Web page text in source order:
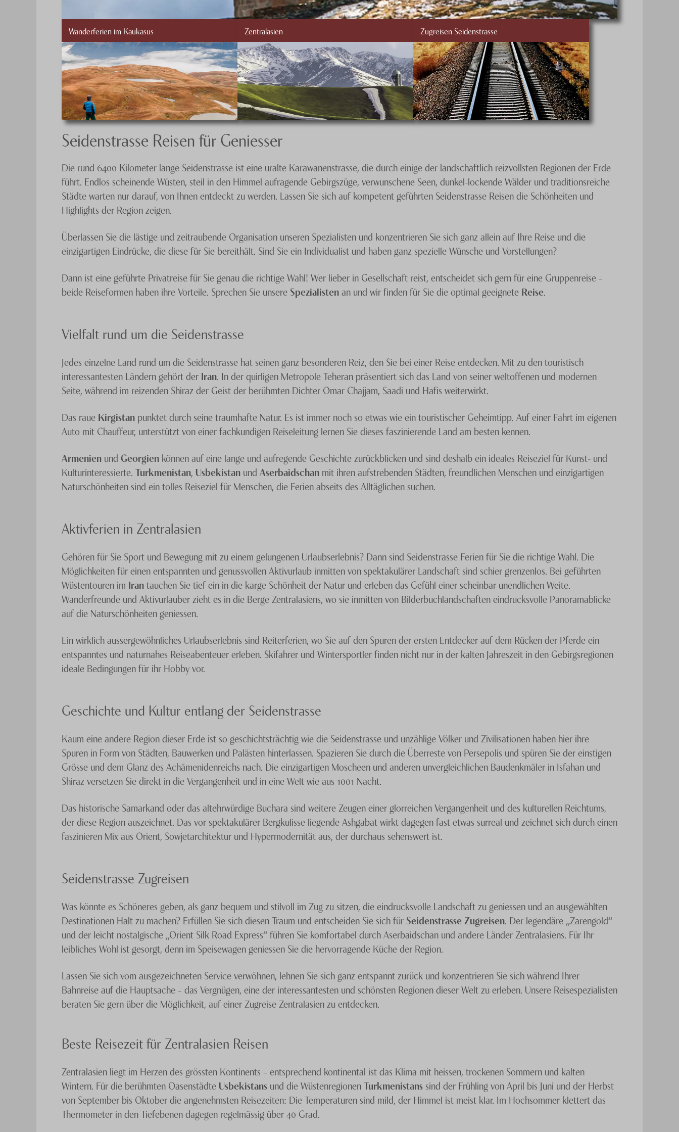
Wanderferien im Kaukasus Zentralasien Zugreisen Seidenstrasse
Seidenstrasse Reisen für Geniesser
Die rund 6400 Kilometer lange Seidenstrasse ist eine uralte Karawanenstrasse, die durch einige der landschaftlich reizvollsten Regionen der Erde
führt. Endlos scheinende Wüsten, steil in den Himmel aufragende Gebirgszüge, verwunschene Seen, dunkel-lockende Wälder und traditionsreiche
Städte warten nur darauf, von Ihnen entdeckt zu werden. Lassen Sie sich auf kompetent geführten Seidenstrasse Reisen die Schönheiten und
Highlights der Region zeigen.
Überlassen Sie die lästige und zeitraubende Organisation unseren Spezialisten und konzentrieren Sie sich ganz allein auf Ihre Reise und die
einzigartigen Eindrücke, die diese für Sie bereithält. Sind Sie ein Individualist und haben ganz spezielle Wünsche und Vorstellungen?
Dann ist eine geführte Privatreise für Sie genau die richtige Wahl! Wer lieber in Gesellschaft reist, entscheidet sich gern für eine Gruppenreise –
beide Reiseformen haben ihre Vorteile. Sprechen Sie unsere Spezialistenan und wir finden für Sie die optimal geeignete Reise.
Vielfalt rund um die Seidenstrasse
Jedes einzelne Land rund um die Seidenstrasse hat seinen ganz besonderen Reiz, den Sie bei einer Reise entdecken. Mit zu den touristisch
interessantesten Ländern gehört der Iran. In der quirligen Metropole Teheran präsentiert sich das Land von seiner weltoffenen und modernen
Seite, während im reizenden Shiraz der Geist der berühmten Dichter Omar Chajjam, Saadi und Hafis weiterwirkt.
Das raue Kirgistan punktet durch seine traumhafte Natur. Es ist immer noch so etwas wie ein touristischer Geheimtipp. Auf einer Fahrt im eigenen
Auto mit Chauffeur, unterstützt von einer fachkundigen Reiseleitung lernen Sie dieses faszinierende Land am besten kennen.
Armenien und Georgien können auf eine lange und aufregende Geschichte zurückblicken und sind deshalb ein ideales Reiseziel für Kunst- und
Kulturinteressierte. Turkmenistan, Usbekistan und Aserbaidschan mit ihren aufstrebenden Städten, freundlichen Menschen und einzigartigen
Naturschönheiten sind ein tolles Reiseziel für Menschen, die Ferien abseits des Alltäglichen suchen.
Aktivferien in Zentralasien
Gehören für Sie Sport und Bewegung mit zu einem gelungenen Urlaubserlebnis? Dann sind Seidenstrasse Ferien für Sie die richtige Wahl. Die
Möglichkeiten für einen entspannten und genussvollen Aktivurlaub inmitten von spektakulärer Landschaft sind schier grenzenlos. Bei geführten
Wüstentouren im Irantauchen Sie tief ein in die karge Schönheit der Natur und erleben das Gefühl einer scheinbar unendlichen Weite.
Wanderfreunde und Aktivurlauber zieht es in die Berge Zentralasiens, wo sie inmitten von Bilderbuchlandschaften eindrucksvolle Panoramablicke
auf die Naturschönheiten geniessen.
Ein wirklich aussergewöhnliches Urlaubserlebnis sind Reiterferien, wo Sie auf den Spuren der ersten Entdecker auf dem Rücken der Pferde ein
entspanntes und naturnahes Reiseabenteuer erleben. Skifahrer und Wintersportler finden nicht nur in der kalten Jahreszeit in den Gebirgsregionen
ideale Bedingungen für ihr Hobby vor.
Geschichte und Kultur entlang der Seidenstrasse
Kaum eine andere Region dieser Erde ist so geschichtsträchtig wie die Seidenstrasse und unzählige Völker und Zivilisationen haben hier ihre
Spuren in Form von Städten, Bauwerken und Palästen hinterlassen. Spazieren Sie durch die Überreste von Persepolis und spüren Sie der einstigen
Grösse und dem Glanz des Achämenidenreichs nach. Die einzigartigen Moscheen und anderen unvergleichlichen Baudenkmäler in Isfahan und
Shiraz versetzen Sie direkt in die Vergangenheit und in eine Welt wie aus 1001 Nacht.
Das historische Samarkand oder das altehrwürdige Buchara sind weitere Zeugen einer glorreichen Vergangenheit und des kulturellen Reichtums,
der diese Region auszeichnet. Das vor spektakulärer Bergkulisse liegende Ashgabat wirkt dagegen fast etwas surreal und zeichnet sich durch einen
faszinieren Mix aus Orient, Sowjetarchitektur und Hypermodernität aus, der durchaus sehenswert ist.
Seidenstrasse Zugreisen
Was könnte es Schöneres geben, als ganz bequem und stilvoll im Zug zu sitzen, die eindrucksvolle Landschaft zu geniessen und an ausgewählten
Destinationen Halt zu machen? Erfüllen Sie sich diesen Traum und entscheiden Sie sich für Seidenstrasse Zugreisen. Der legendäre „Zarengold“
und der leicht nostalgische „Orient Silk Road Express“ führen Sie komfortabel durch Aserbaidschan und andere Länder Zentralasiens. Für Ihr
leibliches Wohl ist gesorgt, denn im Speisewagen geniessen Sie die hervorragende Küche der Region.
Lassen Sie sich vom ausgezeichneten Service verwöhnen, lehnen Sie sich ganz entspannt zurück und konzentrieren Sie sich während Ihrer
Bahnreise auf die Hauptsache – das Vergnügen, eine der interessantesten und schönsten Regionen dieser Welt zu erleben. Unsere Reisespezialisten
beraten Sie gern über die Möglichkeit, auf einer Zugreise Zentralasien zu entdecken.
Beste Reisezeit für Zentralasien Reisen
Zentralasien liegt im Herzen des grössten Kontinents – entsprechend kontinental ist das Klima mit heissen, trockenen Sommern und kalten
Wintern. Für die berühmten Oasenstädte Usbekistans und die WüstenregionenTurkmenistanssind der Frühling von April bis Juni und der Herbst
von September bis Oktober die angenehmsten Reisezeiten: Die Temperaturen sind mild, der Himmel ist meist klar. Im Hochsommer klettert das
Thermometer in den Tiefebenen dagegen regelmässig über 40 Grad.